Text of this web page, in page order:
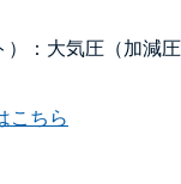
：大気圧（加減圧
こちら